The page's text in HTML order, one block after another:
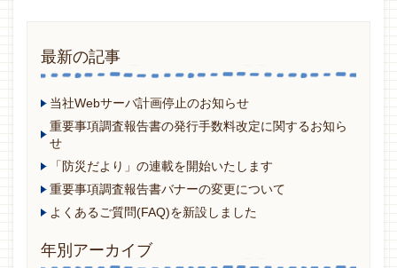
最新の記事
当社Webサーバ計画停止のお知らせ
重要事項調査報告書の発行手数料改定に関するお知ら
せ
「防災だより」の連載を開始いたします
重要事項調査報告書バナーの変更について
よくあるご質問(FAQ)を新設しました
年別アーカイブ